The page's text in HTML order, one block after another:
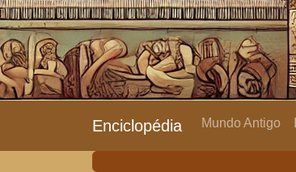
Enciclopédia Mundo Antigo